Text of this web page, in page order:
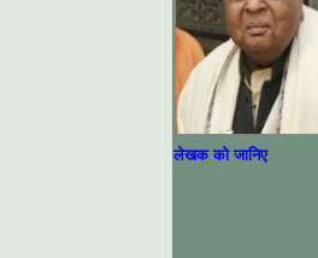
लेखक को जानिए